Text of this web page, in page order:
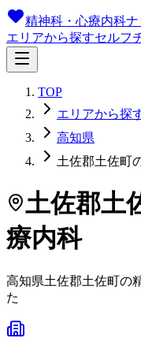
精神科・心療内科ナ
エリアから探すセルフ
TOP
エリアから探
高知県
土佐郡土佐町
土佐郡土
療内科
高知県土佐郡土佐町の
た